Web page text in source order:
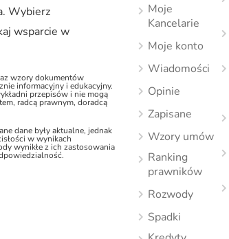
Wybierz
wsparcie w
wzory dokumentów
informacyjny i edukacyjny.
przepisów i nie mogą
radcą prawnym, doradcą
dane były aktualne, jednak
w wynikach
wynikłe z ich zastosowania
Moje
Kancelarie
Moje konto
Wiadomości
Opinie
Zapisane
Wzory umów
Ranking
prawników
Rozwody
Spadki